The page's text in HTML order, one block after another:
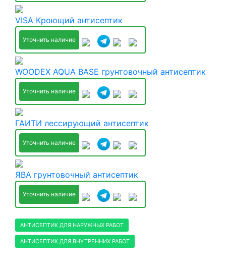
VISA Кроющий антисептик
Уточнить наличие
WOODEX AQUA BASE грунтовочный антисептик
Уточнить наличие
ГАИТИ лессирующий антисептик
Уточнить наличие
ЯВА грунтовочный антисептик
Уточнить наличие
АНТИСЕПТИК ДЛЯ НАРУЖНЫХ РАБОТ
АНТИСЕПТИК ДЛЯ ВНУТРЕННИХ РАБОТ